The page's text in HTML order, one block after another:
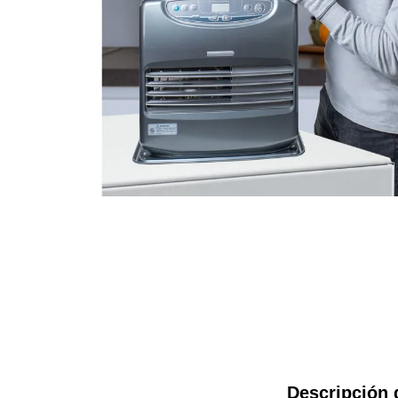
Descripción